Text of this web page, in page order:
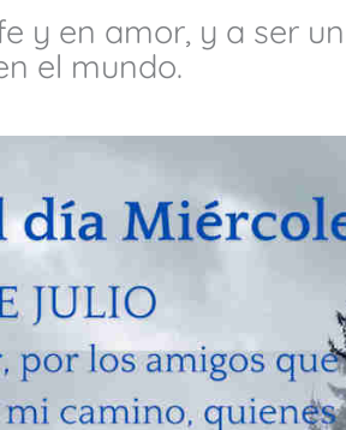
y en amor, y a ser un
el mundo.